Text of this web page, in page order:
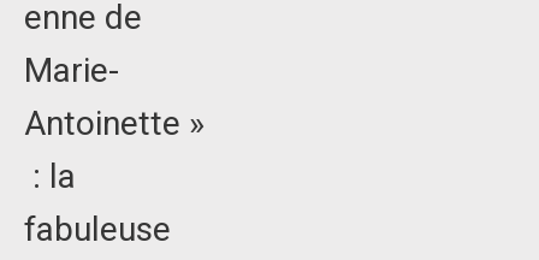
enne de
Marie-
Antoinette »
: la
fabuleuse